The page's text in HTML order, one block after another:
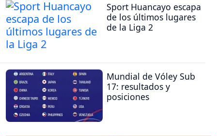
Sport Huancayo escapa
de los últimos lugares
de la Liga 2
Mundial de Vóley Sub
17: resultados y
posiciones